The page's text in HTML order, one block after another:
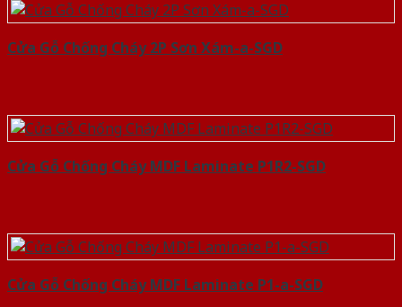
Cửa Gỗ Chống Cháy 2P Sơn Xám-a-SGD
Cửa Gỗ Chống Cháy MDF Laminate P1R2-SGD
Cửa Gỗ Chống Cháy MDF Laminate P1-a-SGD